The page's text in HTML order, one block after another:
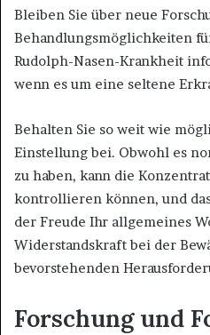
Bleiben Sie über neue
Behandlungsmöglichkeiten
Rudolph-Nasen-Krankheit
wenn es um eine seltene
Behalten Sie so weit wie
Einstellung bei. Obwohl es
zu haben, kann die
kontrollieren können, und
der Freude Ihr allgemeines
Widerstandskraft bei der
bevorstehenden
Forschung und